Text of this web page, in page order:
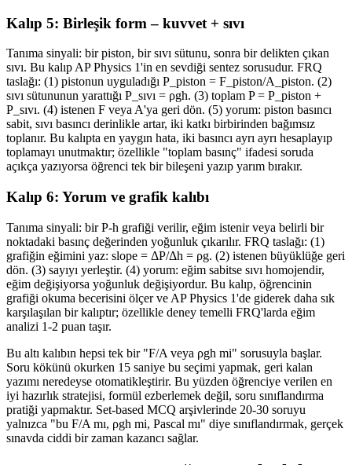
Kalıp 5: Birleşik form – kuvvet + sıvı
Tanıma sinyali: bir piston, bir sıvı sütunu, sonra bir delikten çıkan
sıvı. Bu kalıp AP Physics 1'in en sevdiği sentez sorusudur. FRQ
taslağı: (1) pistonun uyguladığı P_piston = F_piston/A_piston. (2)
sıvı sütununun yarattığı P_sıvı = ρgh. (3) toplam P = P_piston +
P_sıvı. (4) istenen F veya A'ya geri dön. (5) yorum: piston basıncı
sabit, sıvı basıncı derinlikle artar, iki katkı birbirinden bağımsız
toplanır. Bu kalıpta en yaygın hata, iki basıncı ayrı ayrı hesaplayıp
toplamayı unutmaktır; özellikle "toplam basınç" ifadesi soruda
açıkça yazıyorsa öğrenci tek bir bileşeni yazıp yarım bırakır.
Kalıp 6: Yorum ve grafik kalıbı
Tanıma sinyali: bir P-h grafiği verilir, eğim istenir veya belirli bir
noktadaki basınç değerinden yoğunluk çıkarılır. FRQ taslağı: (1)
grafiğin eğimini yaz: slope = ΔP/Δh = ρg. (2) istenen büyüklüğe geri
dön. (3) sayıyı yerleştir. (4) yorum: eğim sabitse sıvı homojendir,
eğim değişiyorsa yoğunluk değişiyordur. Bu kalıp, öğrencinin
grafiği okuma becerisini ölçer ve AP Physics 1'de giderek daha sık
karşılaşılan bir kalıptır; özellikle deney temelli FRQ'larda eğim
analizi 1-2 puan taşır.
Bu altı kalıbın hepsi tek bir "F/A veya ρgh mi" sorusuyla başlar.
Soru kökünü okurken 15 saniye bu seçimi yapmak, geri kalan
yazımı neredeyse otomatikleştirir. Bu yüzden öğrenciye verilen en
iyi hazırlık stratejisi, formül ezberlemek değil, soru sınıflandırma
pratiği yapmaktır. Set-based MCQ arşivlerinde 20-30 soruyu
yalnızca "bu F/A mı, ρgh mi, Pascal mı" diye sınıflandırmak, gerçek
sınavda ciddi bir zaman kazancı sağlar.